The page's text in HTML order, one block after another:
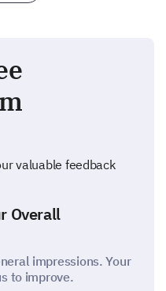
valuable feedback
Overall
impressions. Your
to improve.